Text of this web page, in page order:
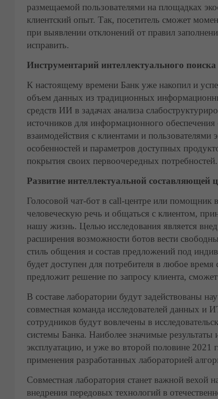
размещаемой пользователями на площадках
клиентский опыт. Так, посетитель сможет
при выявлении отклонений от правил
исправить.
Инструментарий интеллектуального
К настоящему времени Банк уже накопил и
объем данных из традиционных
средств ИИ в задачах анализа
источников для информационного
взаимодействия с клиентами и
особенностей и параметров доступных
покрытия своих первоочередных потребностей.
Развитие интеллектуальной
Голосовой чат-бот в call-центре или помощник
человеческую речь и общаться с клиентом,
нашу жизнь. Целью исследования является
расширения возможности ботов вести
стиль общения и состав предложений под
будет доступен для потребителя в любое
предложит решение по запросу клиента,
В составе лаборатории будут задействованы
совместная команда исследователей данных
сотрудников будут вовлечены в
системы Банка. Наиболее значимые
эксплуатацию, и уже во второй половине 2021
применения разработанных лабораторией
Совместная лаборатория станет важной вехой
внедрения передовых технологий в